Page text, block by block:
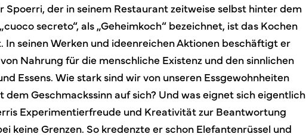
Spoerri, der in seinem Restaurant zeitweise selbst hinter dem
secreto“, als „Geheimkoch“ bezeichnet, ist das Kochen
In seinen Werken und ideenreichen Aktionen beschäftigt er
Nahrung für die menschliche Existenz und den sinnlichen
Essens. Wie stark sind wir von unseren Essgewohnheiten
Geschmackssinn auf sich? Und was eignet sich eigentlich
Experimentierfreude und Kreativität zur Beantwortung
keine Grenzen. So kredenzte er schon Elefantenrüssel und